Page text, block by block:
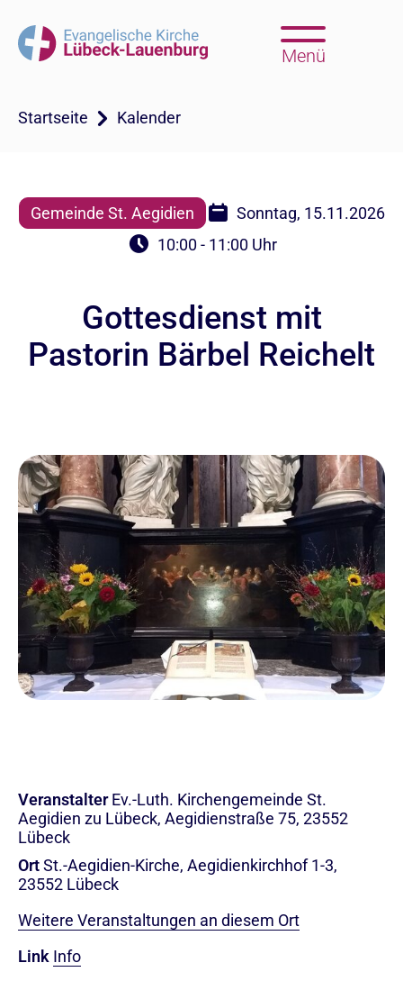
Menü
Startseite Kalender
Gemeinde St. Aegidien
Sonntag, 15.11.2026
10:00 - 11:00 Uhr
Gottesdienst mit
Pastorin Bärbel Reichelt
Veranstalter Ev.-Luth. Kirchengemeinde St.
Aegidien zu Lübeck, Aegidienstraße 75, 23552
Lübeck
OrtSt.-Aegidien-Kirche, Aegidienkirchhof 1-3,
23552 Lübeck
Weitere Veranstaltungen an diesem Ort
Link Info